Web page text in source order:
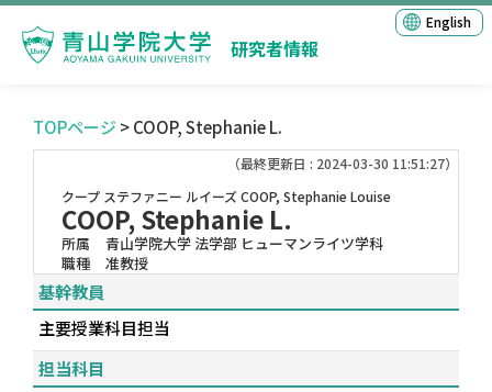
研究者情報
English
TOPページ > COOP, Stephanie L.
（最終更新日 : 2024-03-30 11:51:27）
クープ ステファニー ルイーズCOOP, Stephanie Louise
COOP, Stephanie L.
所属
青山学院大学 法学部 ヒューマンライツ学科
職種
准教授
基幹教員
主要授業科目担当
担当科目